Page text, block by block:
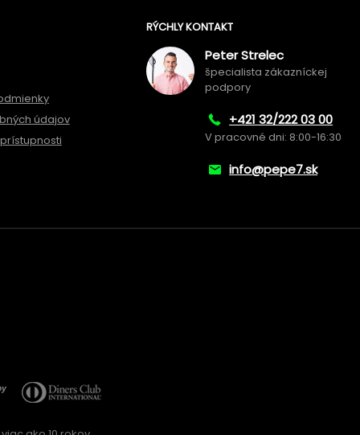
údajov
RÝCHLY KONTAKT
Peter Strelec
špecialista zákazníckej
podpory
+421 32/222 03 00
V pracovné dni: 8:00-16:30
info@pepe7.sk